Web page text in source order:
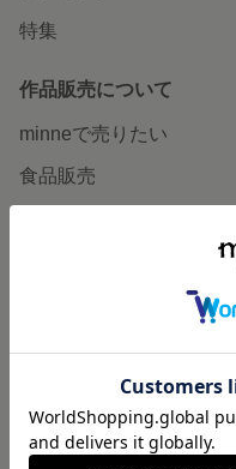
特集
作品販売について
minneで売りたい
食品販売
販売支援企画・イベント
読みもの